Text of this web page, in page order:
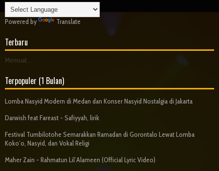
Powered by Translate
Terbaru
Memuat...
Terpopuler (1 Bulan)
Lomba Nasyid Modern di Medan dan Konser Nasyid Nostalgia di Jakarta
Darwish feat Fareast - Safiyyah, lirik
Festival Tumbilotohe Semarakkan Ramadan di Gorontalo Lewat Lomba
Koko’o, Nasyid, dan Vokal Religi
Maher Zain - Rahmatun Lil’Alameen (Official Lyric Video)